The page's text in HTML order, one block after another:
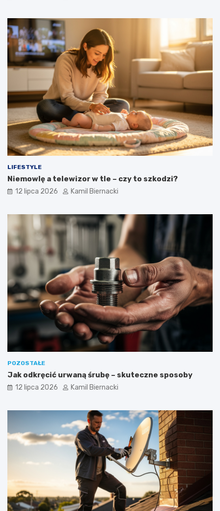
LIFESTYLE
Niemowlę a telewizor w tle – czy to szkodzi?
12 lipca 2026 Kamil Biernacki
POZOSTAŁE
Jak odkręcić urwaną śrubę – skuteczne sposoby
12 lipca 2026 Kamil Biernacki